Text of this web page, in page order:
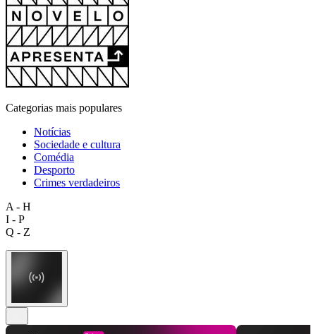
Categorias mais populares
Notícias
Sociedade e cultura
Comédia
Desporto
Crimes verdadeiros
A - H
I - P
Q - Z